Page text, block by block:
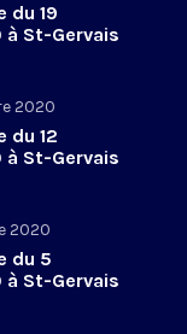
du 19
St-Gervais
2020
du 12
St-Gervais
2020
du 5
St-Gervais